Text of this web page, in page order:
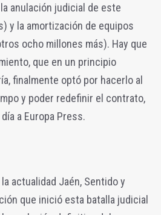
anulación judicial de este
y la amortización de equipos
ocho millones más). Hay que
que en un principio
finalmente optó por hacerlo al
y poder redefinir el contrato,
a Europa Press.
actualidad Jaén, Sentido y
que inició esta batalla judicial